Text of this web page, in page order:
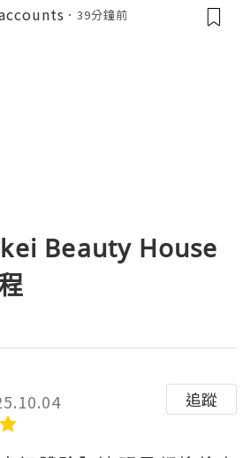
39分鐘前
Beauty House
追蹤